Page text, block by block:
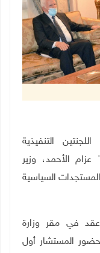
التنفيذية
عزام الأحمد، وزير
السياسية
في مقر وزارة
بحضور المستشار أول